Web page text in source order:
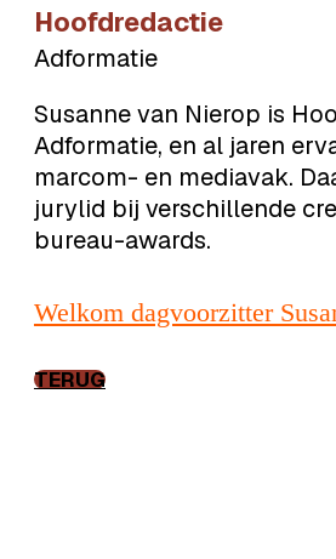
Hoofdredactie
Adformatie
Susanne van Nierop is
Adformatie, en al jaren
marcom- en mediavak.
jurylid bij verschillende
bureau-awards.
Welkom dagvoorzitter
TERUG